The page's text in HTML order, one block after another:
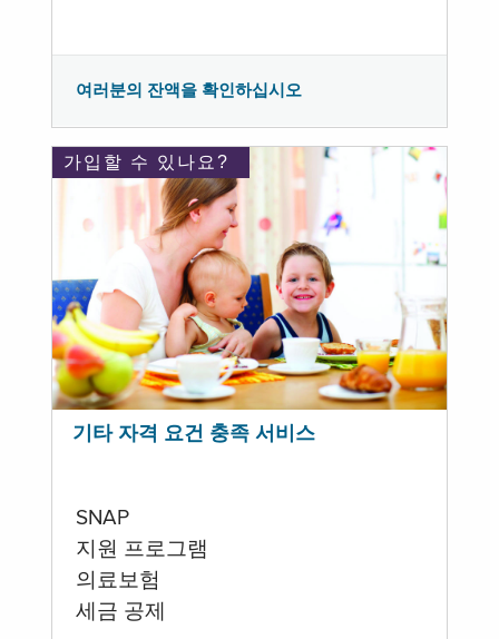
여러분의 잔액을 확인하십시오
가입할 수 있나요?
기타 자격 요건 충족 서비스
SNAP
지원 프로그램
의료보험
세금 공제